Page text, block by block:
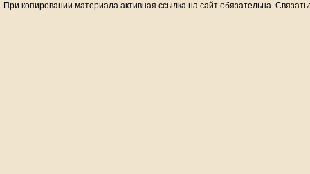
При копировании материала активная ссылка на сайт обязательна.